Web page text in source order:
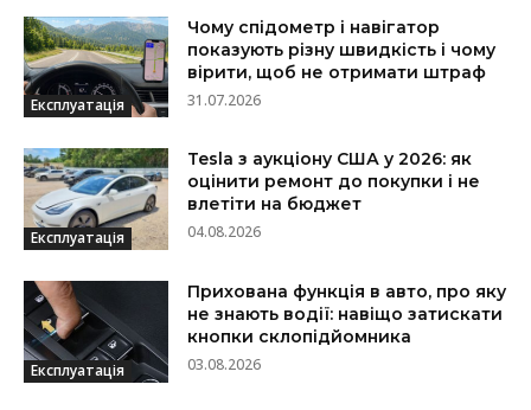
Експлуатація
Чому спідометр і навігатор
показують різну швидкість і чому
вірити, щоб не отримати штраф
31.07.2026
Експлуатація
Tesla з аукціону США у 2026: як
оцінити ремонт до покупки і не
влетіти на бюджет
04.08.2026
Експлуатація
Прихована функція в авто, про яку
не знають водії: навіщо затискати
кнопки склопідйомника
03.08.2026